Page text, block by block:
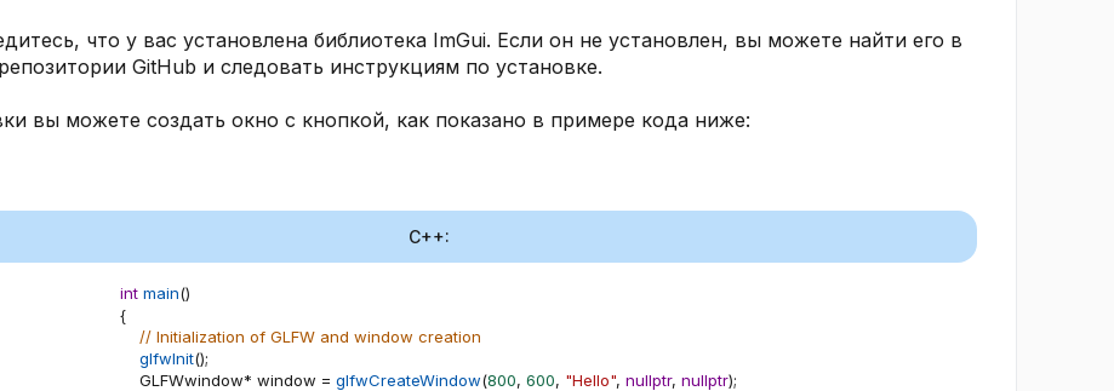
что у вас установлена библиотека ImGui. Если он не установлен, вы можете найти его в
GitHub и следовать инструкциям по установке.
вы можете создать окно с кнопкой, как показано в примере кода ниже:
C++:
int main()
{
// Initialization of GLFW and window creation
glfwInit();
    GLFWwindow
* window = glfwCreateWindow(800, 600, "Hello", nullptr, nullptr);